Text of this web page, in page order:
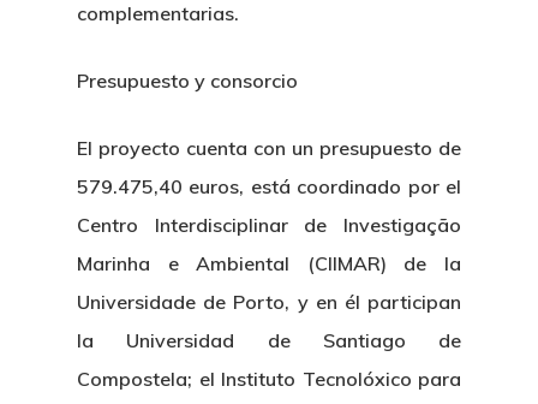
complementarias.
Presupuesto y consorcio
El proyecto cuenta con un presupuesto de
579.475,40 euros, está coordinado por el
Centro Interdisciplinar de Investigação
Marinha e Ambiental (CIIMAR) de la
Universidade de Porto, y en él participan
la Universidad de Santiago de
Compostela; el Instituto Tecnolóxico para